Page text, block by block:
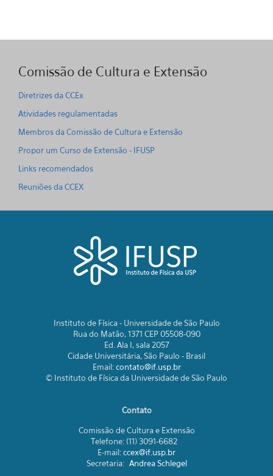
Comissão de Cultura e Extensão
Diretrizes da CCEx
Atividades regulamentadas
Membros da Comissão de Cultura e Extensão
Propor um Curso de Extensão - IFUSP
Links recomendados
Reuniões da CCEX
Instituto de Física - Universidade de São Paulo
Rua do Matão, 1371 CEP 05508-090
Ed. Ala I, sala 2057
Cidade Universitária, São Paulo - Brasil
Email:contato@if.usp.br
© Instituto de Física da Universidade de São Paulo
Contato
Comissão de Cultura e Extensão
Telefone: (11) 3091-6682
E-mail:ccex@if.usp.br
Secretaria: Andrea Schlegel